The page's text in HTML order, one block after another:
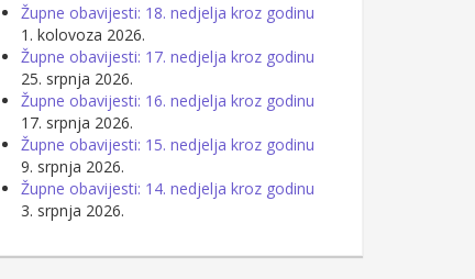
Župne obavijesti: 18. nedjelja kroz godinu
1. kolovoza 2026.
Župne obavijesti: 17. nedjelja kroz godinu
25. srpnja 2026.
Župne obavijesti: 16. nedjelja kroz godinu
17. srpnja 2026.
Župne obavijesti: 15. nedjelja kroz godinu
9. srpnja 2026.
Župne obavijesti: 14. nedjelja kroz godinu
3. srpnja 2026.